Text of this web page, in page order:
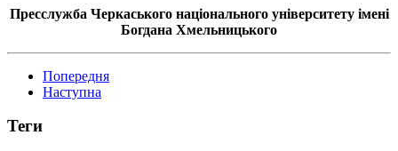
Пресслужба Черкаського національного університету імені
Богдана Хмельницького
Попередня
Наступна
Теги